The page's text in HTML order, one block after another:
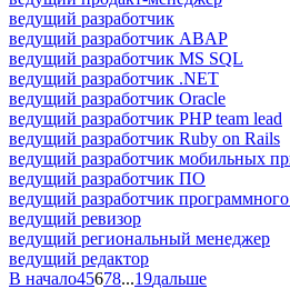
ведущий разработчик
ведущий разработчик ABAP
ведущий разработчик MS SQL
ведущий разработчик .NET
ведущий разработчик Oracle
ведущий разработчик PHP team lead
ведущий разработчик Ruby on Rails
ведущий разработчик мобильных
ведущий разработчик ПО
ведущий разработчик
ведущий ревизор
ведущий региональный менеджер
ведущий редактор
В начало45678...19дальше